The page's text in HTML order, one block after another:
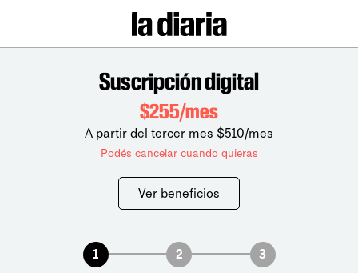
Suscripción digital
$255/mes
A partir del tercer mes $510/mes
Podés cancelar cuando quieras
Ver beneficios
1 2 3